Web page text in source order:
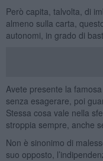
Però capita, talvolta, di
almeno sulla carta,
autonomi, in grado di
Avete presente la
senza esagerare, poi
Stessa cosa vale nella
stroppia sempre, anche
Non è sinonimo di
suo opposto,